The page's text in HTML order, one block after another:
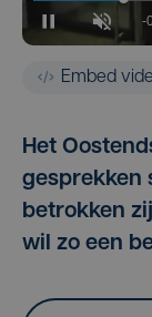
Embed
Het
gesprekken
betrokken
wil zo een